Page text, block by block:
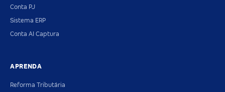
Conta PJ
Sistema ERP
Conta AI Captura
APRENDA
Reforma Tributária